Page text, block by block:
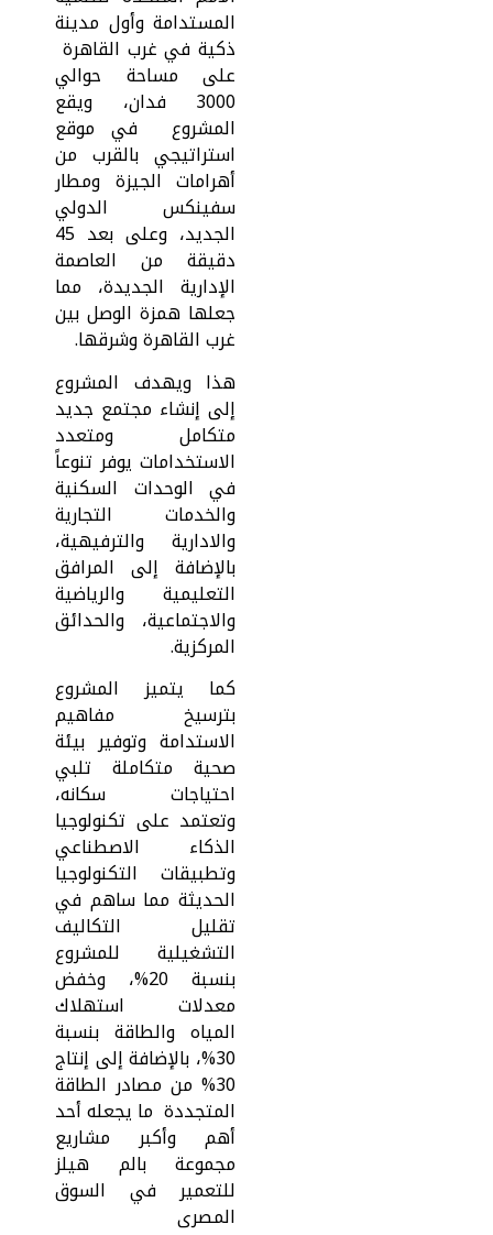
المستدامة وأول مدينة
ذكية في غرب القاهرة
على مساحة حوالي
3000 فدان، ويقع
المشروع في موقع
استراتيجي بالقرب من
أهرامات الجيزة ومطار
سفينكس الدولي
الجديد، وعلى بعد 45
دقيقة من العاصمة
الإدارية الجديدة، مما
جعلها همزة الوصل بين
غرب القاهرة وشرقها.
هذا ويهدف المشروع
إلى إنشاء مجتمع جديد
متكامل ومتعدد
الاستخدامات يوفر تنوعاً
في الوحدات السكنية
والخدمات التجارية
والادارية والترفيهية،
بالإضافة إلى المرافق
التعليمية والرياضية
والاجتماعية، والحدائق
المركزية.
كما يتميز المشروع
بترسيخ مفاهيم
الاستدامة وتوفير بيئة
صحية متكاملة تلبي
احتياجات سكانه،
وتعتمد على تكنولوجيا
الذكاء الاصطناعي
وتطبيقات التكنولوجيا
الحديثة مما ساهم في
تقليل التكاليف
التشغيلية للمشروع
بنسبة 20%، وخفض
معدلات استهلاك
المياه والطاقة بنسبة
30%، بالإضافة إلى إنتاج
30% من مصادر الطاقة
المتجددة ما يجعله أحد
أهم وأكبر مشاريع
مجموعة بالم هيلز
للتعمير في السوق
المصرى